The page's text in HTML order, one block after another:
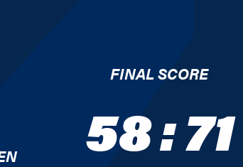
FINAL SCORE
58:71